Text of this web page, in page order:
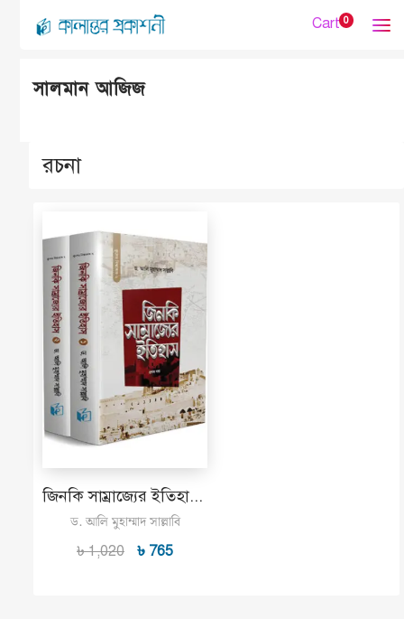
Cart0
সালমান আজিজ
রচনা
জিনকি সাম্রাজ্যের ইতিহাস (দুই খণ্ড)
ড. আলি মুহাম্মাদ সাল্লাবি
৳1,020 ৳ 765